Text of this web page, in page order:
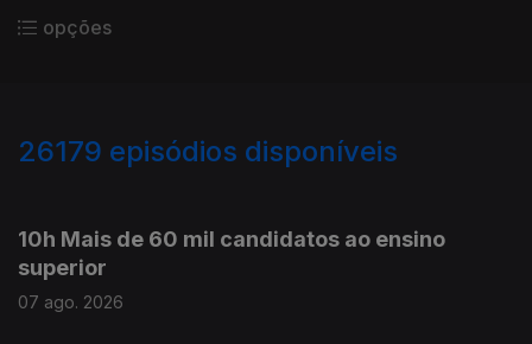
opções
26179 episódios disponíveis
10h Mais de 60 mil candidatos ao ensino
superior
07 ago. 2026